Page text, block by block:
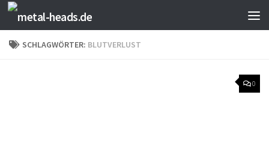
Zum Inhalt springen
SCHLAGWÖRTER: BLUTVERLUST
0